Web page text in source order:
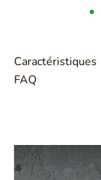
Caractéristiques
FAQ